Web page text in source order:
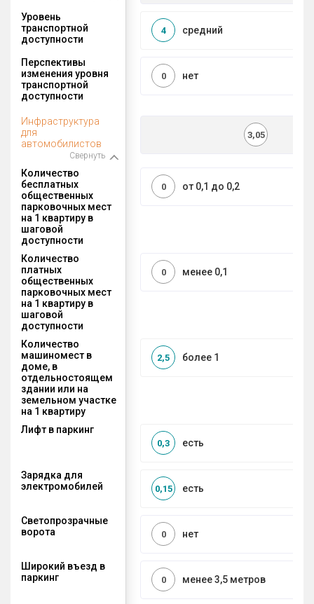
Уровень
транспортной
доступности
средний
4
Перспективы
изменения уровня
транспортной
доступности
нет
0
Инфраструктура
для
автомобилистов
Свернуть
3,05
Количество
бесплатных
общественных
парковочных мест
на 1 квартиру в
шаговой
доступности
от 0,1 до 0,2
0
Количество
платных
общественных
парковочных мест
на 1 квартиру в
шаговой
доступности
менее 0,1
0
Количество
машиномест в
доме, в
отдельностоящем
здании или на
земельном участке
на 1 квартиру
более 1
2,5
Лифт в паркинг
есть
0,3
Зарядка для
электромобилей
есть
0,15
Светопрозрачные
ворота
нет
0
Широкий въезд в
паркинг
менее 3,5 метров
0